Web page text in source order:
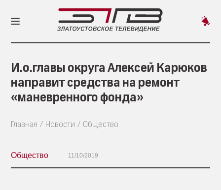
И.о.главы округа Алексей Карюков
направит средства на ремонт
«маневренного фонда»
Главная Новости Общество
Общество 11/10/2019